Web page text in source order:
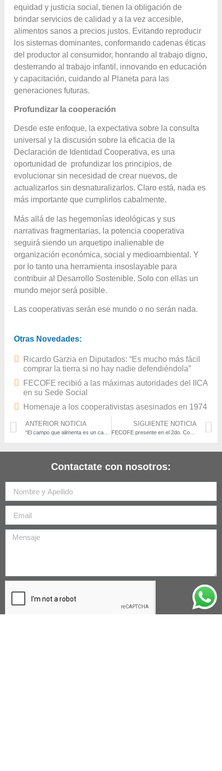
equidad y justicia social, tienen la obligación de
brindar servicios de calidad y a la vez accesible,
alimentos sanos a precios justos. Evitando reproducir
los sistemas dominantes, conformando cadenas éticas
del productor al consumidor, honrando al trabajo digno,
desterrando al trabajo infantil, innovando en educación
y capacitación, cuidando al Planeta para las
generaciones futuras.
Profundizar la cooperación
Desde este enfoque, la expectativa sobre la consulta
universal y la discusión sobre la eficacia de la
Declaración de Identidad Cooperativa, es una
oportunidad de profundizar los principios, de
evolucionar sin necesidad de crear nuevos, de
actualizarlos sin desnaturalizarlos. Claro está, nada es
más importante que cumplirlos cabalmente.
Más allá de las hegemonías ideológicas y sus
narrativas fragmentarias, la potencia cooperativa
seguirá siendo un arquetipo inalienable de
organización económica, social y medioambiental. Y
por lo tanto una herramienta insoslayable para
contribuir al Desarrollo Sostenible. Solo con ellas un
mundo mejor será posible.
Las cooperativas serán ese mundo o no serán nada.
Otras Novedades:
Ricardo Garzia en Diputados: “Es mucho más fácil
comprar la tierra si no hay nadie defendiéndola”
FECOFE recibió a las máximas autoridades del IICA
en su Sede Social
Homenaje a los cooperativistas asesinados en 1974
ANTERIOR NOTICIA
“El campo que alimenta es un campo naturalmente cooperativo»
SIGUIENTE NOTICIA
FECOFE presente en el 2do. Congreso de Cooperativas Agropecuarias y Agroalimentarias de la provincia de Buenos Aires
Contactate con nosotros: